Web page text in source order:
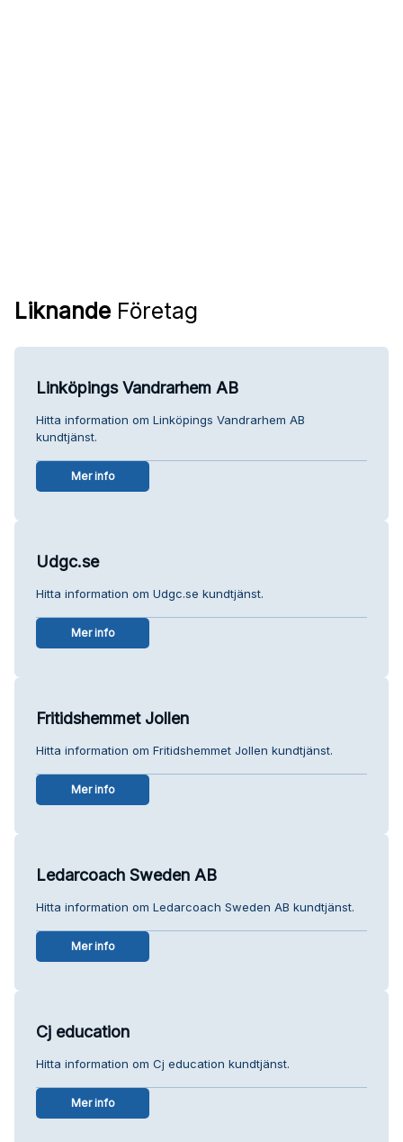
Liknande Företag
Linköpings Vandrarhem AB
Hitta information om Linköpings Vandrarhem AB
kundtjänst.
Mer info
Udgc.se
Hitta information om Udgc.se kundtjänst.
Mer info
Fritidshemmet Jollen
Hitta information om Fritidshemmet Jollen kundtjänst.
Mer info
Ledarcoach Sweden AB
Hitta information om Ledarcoach Sweden AB kundtjänst.
Mer info
Cj education
Hitta information om Cj education kundtjänst.
Mer info